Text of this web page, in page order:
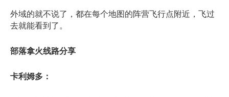
外域的就不说了，都在每个地图的阵营飞行点附近，飞过
去就能看到了。
部落拿火线路分享
卡利姆多：